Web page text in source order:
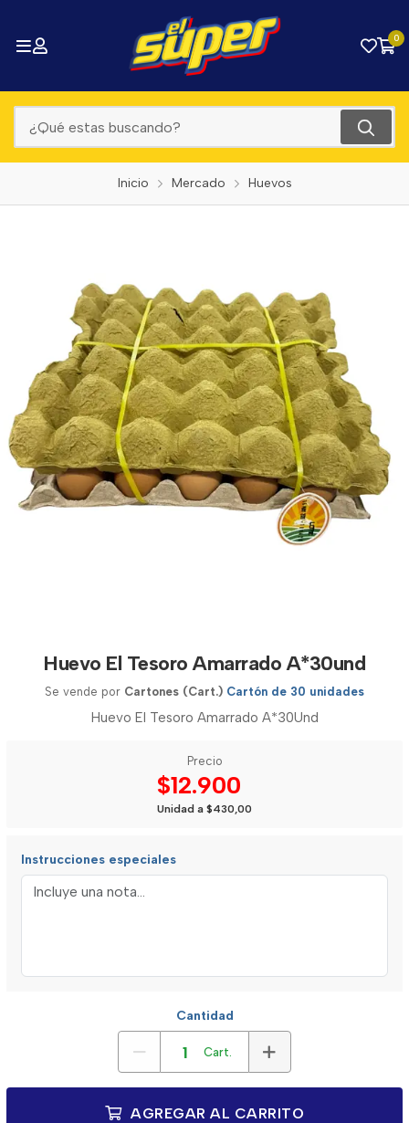
0
Inicio Mercado Huevos
Huevo El Tesoro Amarrado A*30und
Se vende por Cartones (Cart.) Cartón de 30 unidades
Huevo El Tesoro Amarrado A*30Und
Precio
$12.900
Unidad a $430,00
Instrucciones especiales
Cantidad
Cart.
AGREGAR AL CARRITO